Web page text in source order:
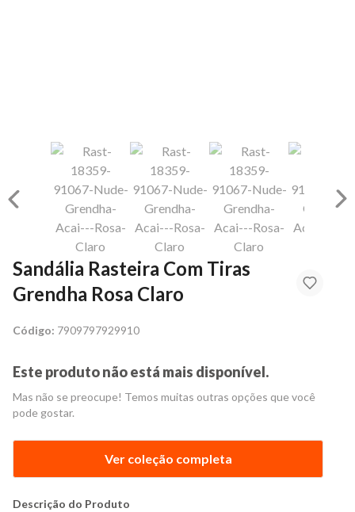
Sandália Rasteira Com Tiras
Grendha Rosa Claro
Código: 7909797929910
Este produto não está mais disponível.
Mas não se preocupe! Temos muitas outras opções que você
pode gostar.
Ver coleção completa
Descrição do Produto